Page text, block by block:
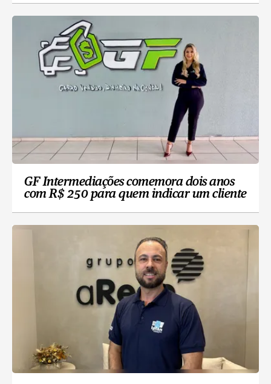
GF Intermediações comemora dois anos
com R$ 250 para quem indicar um cliente